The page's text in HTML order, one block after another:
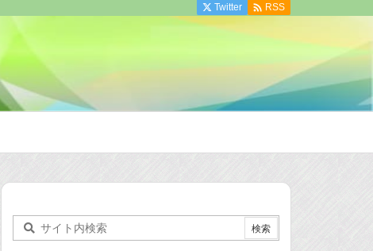
Twitter  RSS